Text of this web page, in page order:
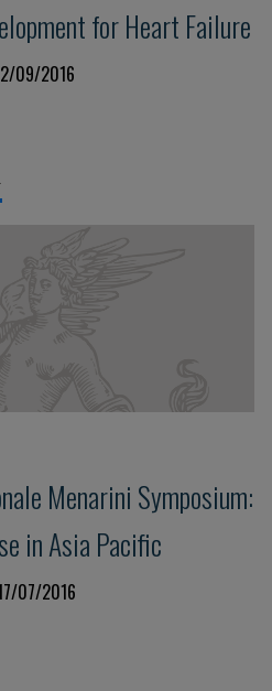
for Heart Failure
09/2016
Menarini Symposium:
in Asia Pacific
07/2016